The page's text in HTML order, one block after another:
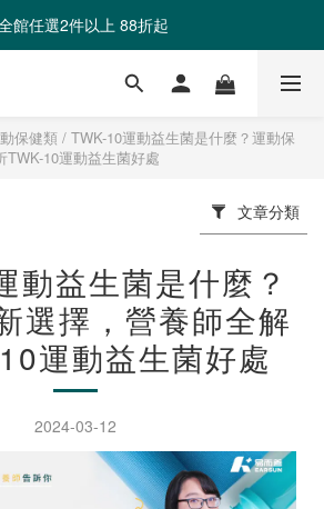
惠 滿額最高折888 👉去逛逛
館任選2件以上 88折起
惠 滿額最高折888 👉去逛逛
保健類 / TWK-10運動益生菌是什麼？運動保
10運動益生菌好處
文章分類
動益生菌是什麼？
選擇，營養師全解
運動益生菌好處
2024-03-12